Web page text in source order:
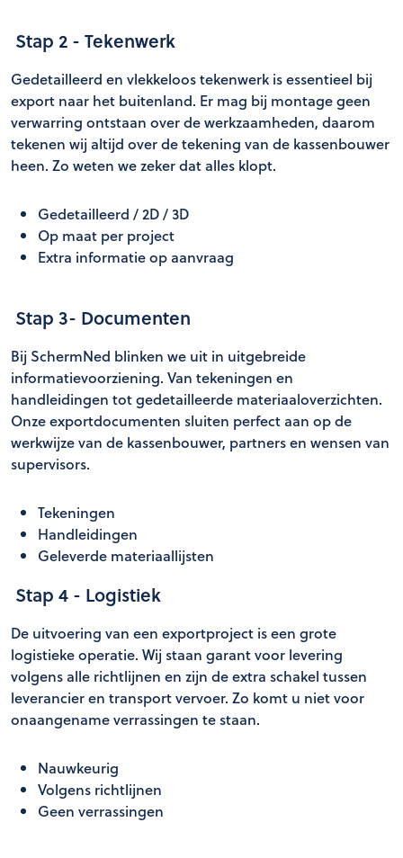
Stap 2 - Tekenwerk
Gedetailleerd en vlekkeloos tekenwerk is essentieel bij
export naar het buitenland. Er mag bij montage geen
verwarring ontstaan over de werkzaamheden, daarom
tekenen wij altijd over de tekening van de kassenbouwer
heen. Zo weten we zeker dat alles klopt.
Gedetailleerd / 2D / 3D
Op maat per project
Extra informatie op aanvraag
Stap 3- Documenten
Bij SchermNed blinken we uit in uitgebreide
informatievoorziening. Van tekeningen en
handleidingen tot gedetailleerde materiaaloverzichten.
Onze exportdocumenten sluiten perfect aan op de
werkwijze van de kassenbouwer, partners en wensen van
supervisors.
Tekeningen
Handleidingen
Geleverde materiaallijsten
Stap 4 - Logistiek
De uitvoering van een exportproject is een grote
logistieke operatie. Wij staan garant voor levering
volgens alle richtlijnen en zijn de extra schakel tussen
leverancier en transport vervoer. Zo komt u niet voor
onaangename verrassingen te staan.
Nauwkeurig
Volgens richtlijnen
Geen verrassingen